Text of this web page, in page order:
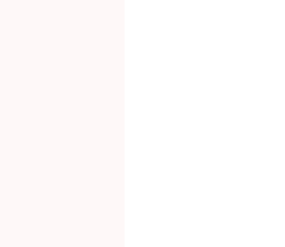
en bois – Naturel de